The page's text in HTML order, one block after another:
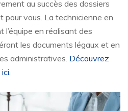
au succès des dossiers
pour vous. La technicienne en
l’équipe en réalisant des
les documents légaux et en
administratives. Découvrez